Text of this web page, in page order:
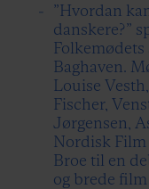
”Hvordan
danskere?”
Folkemødets
Baghaven.
Louise
Fischer,
Jørgensen,
Nordisk
Broe til en
og brede